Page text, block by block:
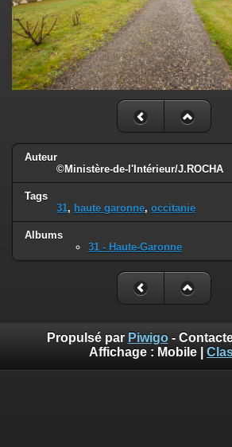
Auteur
©Ministère-de-l'Intérieur/J.ROCHA
Tags
31, haute garonne, occitanie
Albums
31 - Haute-Garonne
Propulsé par Piwigo-
Affichage : Mobile